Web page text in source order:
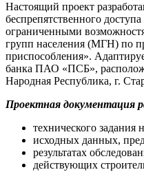
Настоящий проект
беспрепятственного
ограниченными
групп населения (МГН) по
приспособления».
банка ПАО «ПСБ»,
Народная Республика, г.
Проектная документация
технического задания
исходных данных,
результатах
действующих